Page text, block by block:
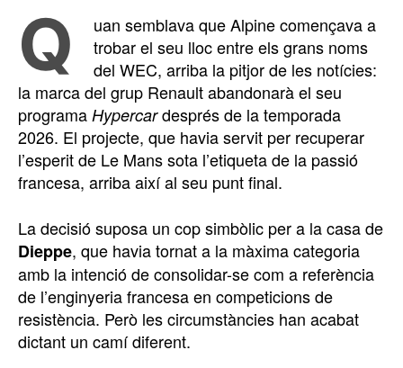
Q
uan semblava que Alpine començava a
trobar el seu lloc entre els grans noms
del WEC, arriba la pitjor de les notícies:
la marca del grup Renault abandonarà el seu
programa Hypercardesprés de la temporada
2026. El projecte, que havia servit per recuperar
l’esperit de Le Mans sota l’etiqueta de la passió
francesa, arriba així al seu punt final.
La decisió suposa un cop simbòlic per a la casa de
Dieppe, que havia tornat a la màxima categoria
amb la intenció de consolidar-se com a referència
de l’enginyeria francesa en competicions de
resistència. Però les circumstàncies han acabat
dictant un camí diferent.